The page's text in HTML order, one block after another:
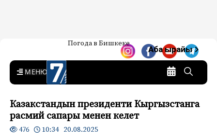
7-канал. Жаңылыктар —
Кыргызстан
Жаңылыктар — Кыргызстан
Погода в Бишкеке
Аба ырайы
MENU
Казакстандын президенти Кыргызстанга
расмий сапары менен келет
476 10:34 20.08.2025